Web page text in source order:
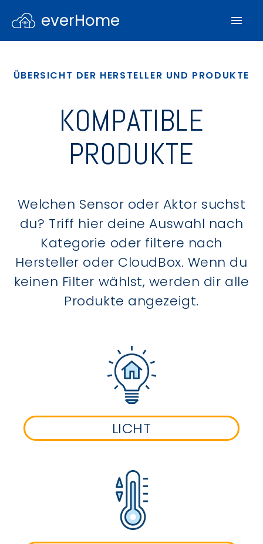
everHome
ÜBERSICHT DER HERSTELLER UND PRODUKTE
KOMPATIBLE
PRODUKTE
Welchen Sensor oder Aktor suchst
du? Triff hier deine Auswahl nach
Kategorie oder filtere nach
Hersteller oder CloudBox. Wenn du
keinen Filter wählst, werden dir alle
Produkte angezeigt.
LICHT